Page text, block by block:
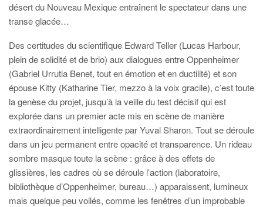
désert du Nouveau Mexique entraînent le spectateur dans une
transe glacée…
Des certitudes du scientifique Edward Teller (Lucas Harbour,
plein de solidité et de brio) aux dialogues entre Oppenheimer
(Gabriel Urrutia Benet, tout en émotion et en ductilité) et son
épouse Kitty (Katharine Tier, mezzo à la voix gracile), c’est toute
la genèse du projet, jusqu’à la veille du test décisif qui est
explorée dans un premier acte mis en scène de manière
extraordinairement intelligente par Yuval Sharon. Tout se déroule
dans un jeu permanent entre opacité et transparence. Un rideau
sombre masque toute la scène : grâce à des effets de
glissières, les cadres où se déroule l’action (laboratoire,
bibliothèque d’Oppenheimer, bureau…) apparaissent, lumineux
mais quelque peu voilés, comme les fenêtres d’un improbable